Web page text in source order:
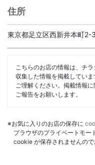
住所
東京都足立区西新井本町2-
こちらのお店の情報は、チ
収集した情報を掲載してい
ご理解ください。掲載情報
ご報告をお願いします。
※お気に入りのお店の保存に
ブラウザのプライベートモー
cookie が保存されませんので